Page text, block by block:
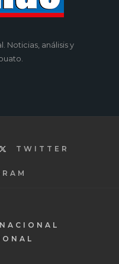
Noticias, análisis y
TWITTER
NACIONAL